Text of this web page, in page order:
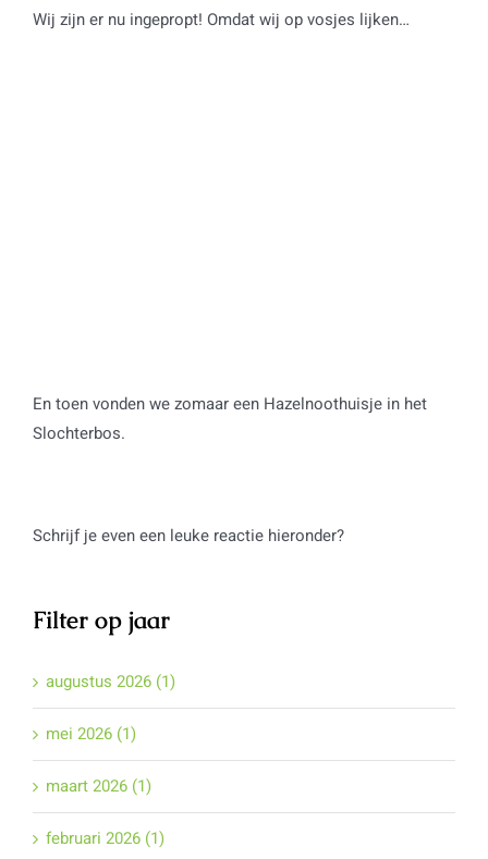
Filter op jaar
augustus 2026 (1)
mei 2026 (1)
maart 2026 (1)
februari 2026 (1)
Wij zijn er nu ingepropt! Omdat wij op vosjes lijken…
En toen vonden we zomaar een Hazelnoothuisje in het
Slochterbos.
Schrijf je even een leuke reactie hieronder?